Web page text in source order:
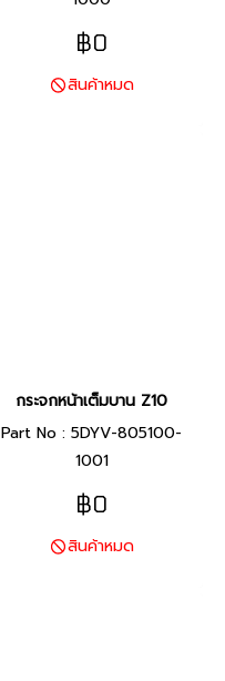
฿0
สินค้าหมด
กระจกหน้าเต็มบาน Z10
Part No : 5DYV-805100-
1001
฿0
สินค้าหมด